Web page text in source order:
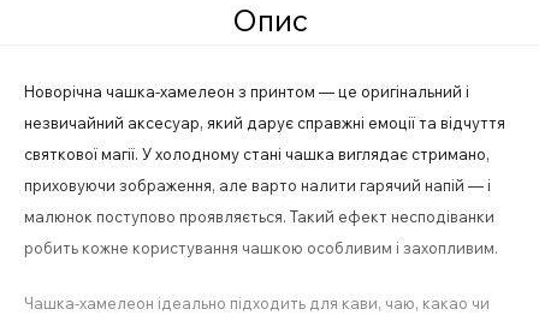
Опис
Новорічна чашка-хамелеон з принтом — це оригінальний і
незвичайний аксесуар, який дарує справжні емоції та відчуття
святкової магії. У холодному стані чашка виглядає стримано,
приховуючи зображення, але варто налити гарячий напій — і
малюнок поступово проявляється. Такий ефект несподіванки
робить кожне користування чашкою особливим і захопливим.
Чашка-хамелеон ідеально підходить для кави, чаю, какао чи